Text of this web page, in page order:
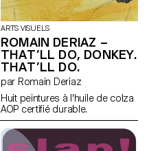
chaleureuse.
ARTS VISUELS
ROMAIN DERIAZ –
THAT’LL DO, DONKEY.
THAT’LL DO.
par Romain Deriaz
Huit peintures à l'huile de colza
AOP certifié durable.